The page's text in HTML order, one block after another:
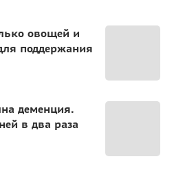
овощей и
поддержания
деменция.
в два раза